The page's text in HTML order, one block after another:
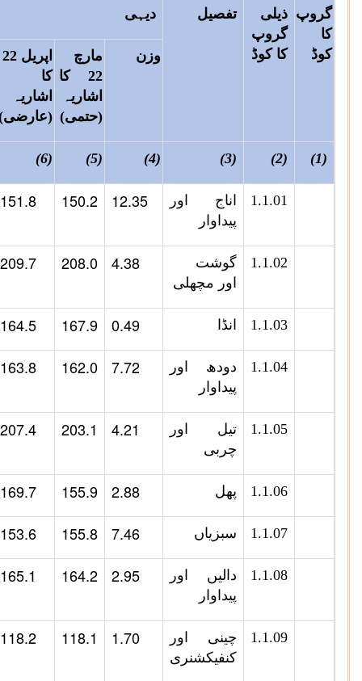
گروپ
کا
کوڈ
ذیلی
گروپ
کا کوڈ
تفصیل دیہی
وزن
مارچ
22 کا
اشاریہ
(حتمی)
کا
اشاریہ
(1)
(2)
(3)
(4)
(5)
(6)
1.1.01
اناج اور
پیداوار
12.35
150.2
151.8
1.1.02
گوشت
اور مچھلی
4.38
208.0
209.7
1.1.03 انڈا 0.49
167.9
164.5
1.1.04
دودھ اور
پیداوار
7.72
162.0
163.8
1.1.05
تیل اور
چربی
4.21
203.1
207.4
1.1.06 پھل 2.88
155.9
169.7
1.1.07 سبزیاں 7.46
155.8
153.6
1.1.08
دالیں اور
پیداوار
2.95
164.2
165.1
1.1.09
چینی اور
کنفیکشنری
1.70
118.1
118.2